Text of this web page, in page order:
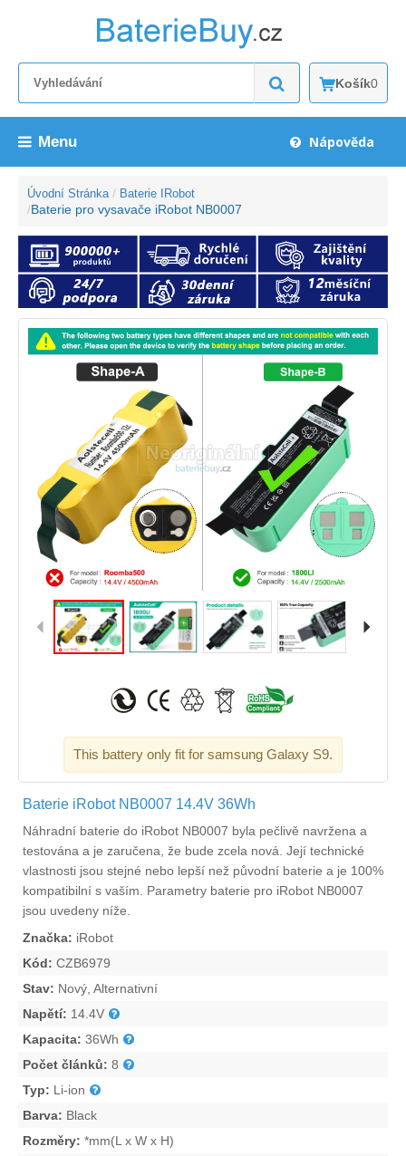
Košík0
Menu Nápověda
Úvodní Stránka Baterie IRobot
Baterie pro vysavače iRobot NB0007
This battery only fit for samsung Galaxy S9.
Baterie iRobot NB0007 14.4V 36Wh
Náhradní baterie do iRobot NB0007 byla pečlivě navržena a
testována a je zaručena, že bude zcela nová. Její technické
vlastnosti jsou stejné nebo lepší než původní baterie a je 100%
kompatibilní s vaším. Parametry baterie pro iRobot NB0007
jsou uvedeny níže.
Značka: iRobot
Kód: CZB6979
Stav: Nový, Alternativní
Napětí: 14.4V
Kapacita: 36Wh
Počet článků: 8
Typ: Li-ion
Barva: Black
Rozměry: *mm(L x W x H)